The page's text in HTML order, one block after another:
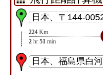
224 Km
2 hr 51 min